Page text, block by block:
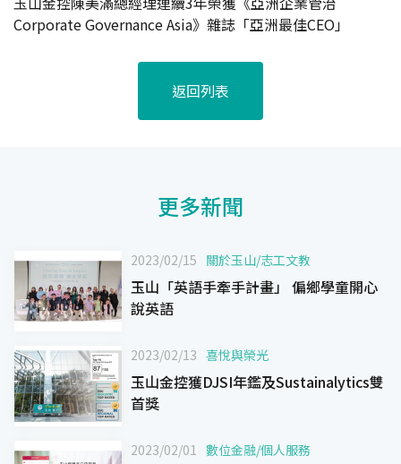
Corporate Governance Asia》雜誌「亞洲最佳CEO」
返回列表
更多新聞
2023/02/15 關於玉山/志工文教
玉山「英語手牽手計畫」 偏鄉學童開心
說英語
2023/02/13 喜悅與榮光
玉山金控獲DJSI年鑑及Sustainalytics雙
首獎
2023/02/01 數位金融/個人服務